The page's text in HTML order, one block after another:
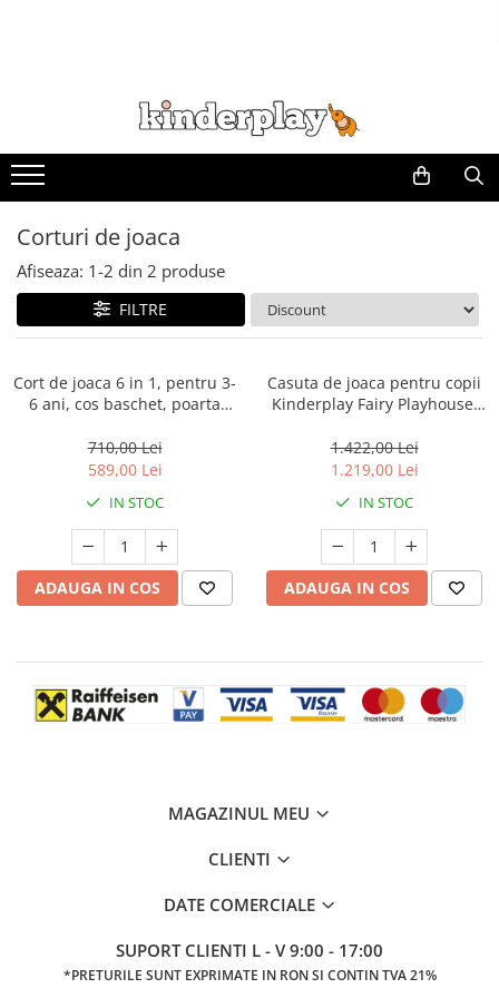
Corturi de joaca
Afiseaza: 1-2 din 2 produse
FILTRE
Cort de joaca 6 in 1, pentru 3-
6 ani, cos baschet, poarta
tabla pentru desenat, mingi
incluse
710,00 Lei
589,00 Lei
IN STOC
ADAUGA IN COS
Casuta de joaca pentru copii
Kinderplay Fairy Playhouse,
1.422,00 Lei
1.219,00 Lei
IN STOC
ADAUGA IN COS
MAGAZINUL MEU
CLIENTI
DATE COMERCIALE
SUPORT CLIENTI L - V 9:00 - 17:00
*PRETURILE SUNT EXPRIMATE IN RON SI CONTIN TVA 21%